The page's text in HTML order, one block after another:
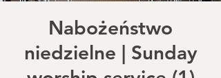
Nabożeństwo
niedzielne | Sunday